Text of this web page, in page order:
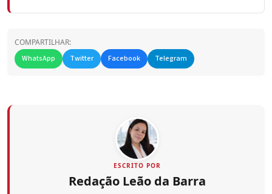
COMPARTILHAR:
WhatsApp
Twitter Facebook Telegram
ESCRITO POR
Redação Leão da Barra